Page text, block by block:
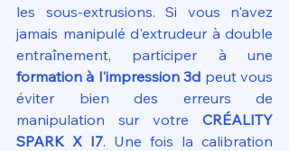
les sous-extrusions. Si vous n'avez
jamais manipulé d'extrudeur à double
formation à l'impression 3d peut vous
éviter bien des erreurs de
manipulation sur votre CRÉALITY
SPARK X I7. Une fois la calibration